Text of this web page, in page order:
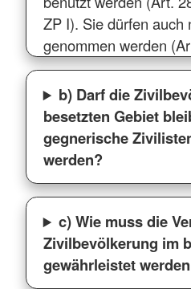
ZP I). Sie dürfen auch
genommen werden
b) Darf die
besetzten Gebiet
gegnerische
werden?
c) Wie muss die
Zivilbevölkerung im
gewährleistet